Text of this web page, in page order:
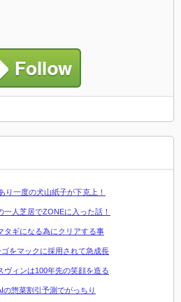
り一度の犬山紙子が下克上！
人芝居でZONEに入った話！
タギになる為にクリアする事
をマックに採用されて急成長
ヴィンは100年先の笑顔を造る
惣菜割引予測でがっちり